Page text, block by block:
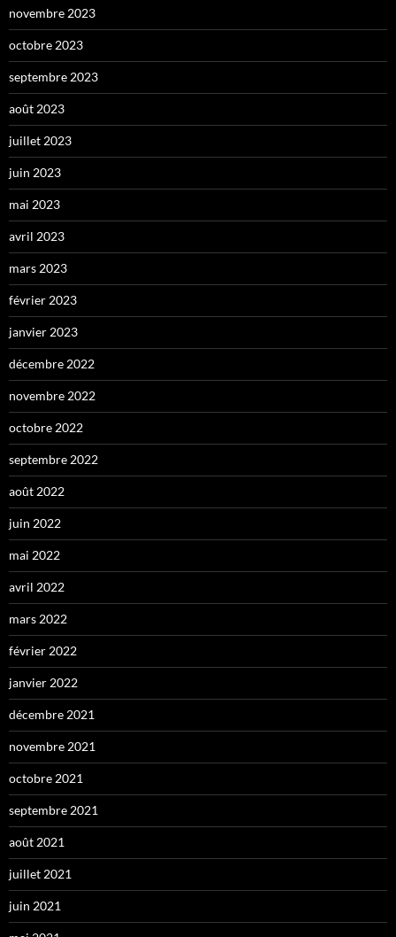
novembre 2023
octobre 2023
septembre 2023
août 2023
juillet 2023
juin 2023
mai 2023
avril 2023
mars 2023
février 2023
janvier 2023
décembre 2022
novembre 2022
octobre 2022
septembre 2022
août 2022
juin 2022
mai 2022
avril 2022
mars 2022
février 2022
janvier 2022
décembre 2021
novembre 2021
octobre 2021
septembre 2021
août 2021
juillet 2021
juin 2021